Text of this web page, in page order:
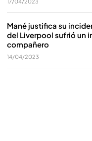
17/04/2023
Mané justifica su
del Liverpool sufrió un
compañero
14/04/2023